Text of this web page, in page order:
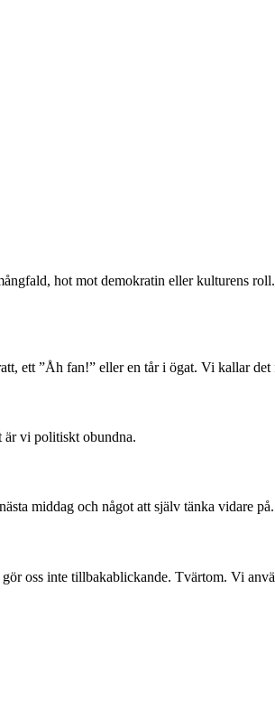
hot mot demokratin eller kulturens
ett ”Åh fan!” eller en tår i ögat. Vi kallar
är vi politiskt obundna.
middag och något att själv tänka vidare på.
oss inte tillbakablickande. Tvärtom. Vi